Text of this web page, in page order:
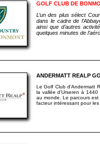
GOLF CLUB DE
L’un des plus sélect
dans le cadre de
ainsi que d’autres
quelques minutes de
ANDERMATT REALP
Le Golf Club d'Andermatt
la vallée d'Urseren à
au monde. Le parcours
facteur intéressant pour les